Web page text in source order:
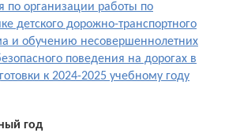
по организации работы по
детского дорожно-транспортного
и обучению несовершеннолетних
поведения на дорогах в
к 2024-2025 учебному году
год